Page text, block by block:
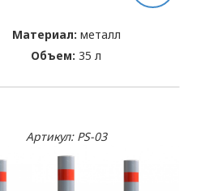
Материал: металл
Объем: 35 л
Артикул: PS-03